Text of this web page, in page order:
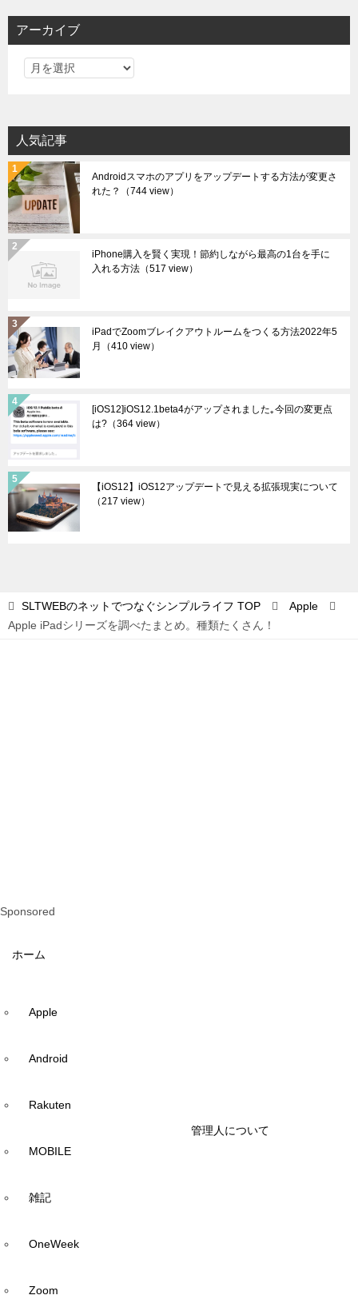
アーカイブ
ア
イ
ブ
人気記事
Androidスマホのアプリをアップデートする方法が変更さ
れた？
（744 view）
iPhone購入を賢く実現！節約しながら最高の1台を手に
入れる方法 （517 view）
iPadでZoomブレイクアウトルームをつくる方法2022年5
月
（410 view）
[iOS12]iOS12.1beta4がアップされました｡今回の変更点
は? （364 view）
【iOS12】iOS12アップデートで見える拡張現実について
（217 view）
SLTWEBのネットでつなぐシンプルライフ TOP
Apple
Apple iPadシリーズを調べたまとめ。種類たくさん！
Sponsored
ホーム
Apple
Android
Rakuten
MOBILE
雑記
OneWeek
Zoom
管理人について